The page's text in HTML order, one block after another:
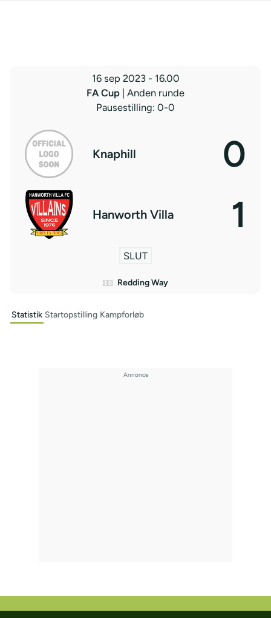
16 sep 2023 - 16.00
FA Cup | Anden runde
Pausestilling: 0-0
Knaphill 0
Hanworth Villa 1
SLUT
Redding Way
Statistik Startopstilling Kampforløb